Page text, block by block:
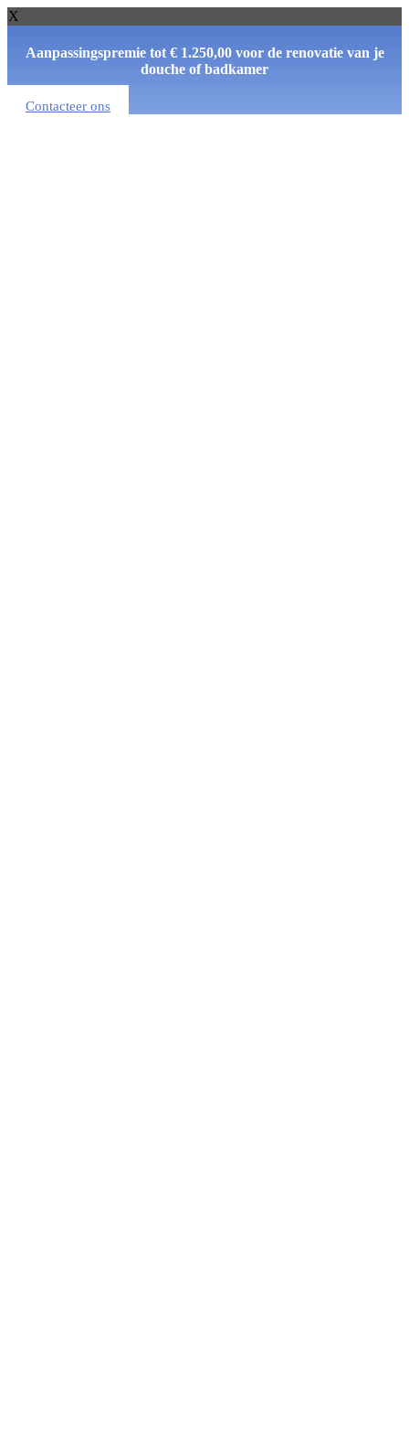
X
Aanpassingspremie tot € 1.250,00voor de renovatievan je
douche of badkamer
Contacteer ons